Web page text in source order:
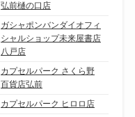
弘前樋の口店
ガシャポンバンダイオフィ
シャルショップ未来屋書店
八戸店
カプセルパーク さくら野
百貨店弘前
カプセルパーク ヒロロ店